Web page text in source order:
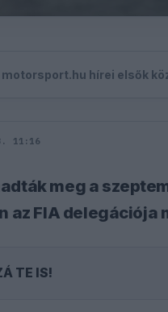
hírei elsők
11:16
meg a
az FIA delegációja
TE IS!